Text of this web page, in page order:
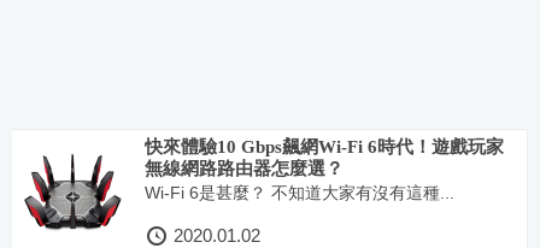
快來體驗10 Gbps飆網Wi-Fi 6時代！遊戲玩家
無線網路路由器怎麼選？
Wi-Fi 6是甚麼？ 不知道大家有沒有這種...
2020.01.02